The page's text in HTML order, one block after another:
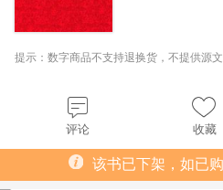
提示：数字商品不支持退换货，不提供源文
评论 收藏
该书已下架，如已